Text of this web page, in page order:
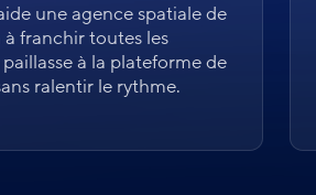
une agence spatiale de
franchir toutes les
à la plateforme de
ralentir le rythme.